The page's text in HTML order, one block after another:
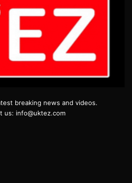
breaking news and videos.
us: info@uktez.com